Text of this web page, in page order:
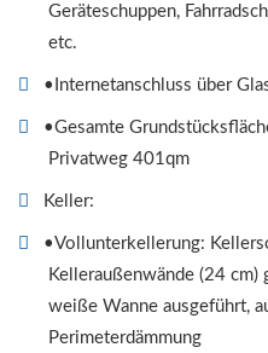
Geräteschuppen,
etc.
•Internetanschluss über
•Gesamte
Privatweg 401qm
Keller:
•Vollunterkellerung:
Kelleraußenwände (24
weiße Wanne ausgeführt,
Perimeterdämmung